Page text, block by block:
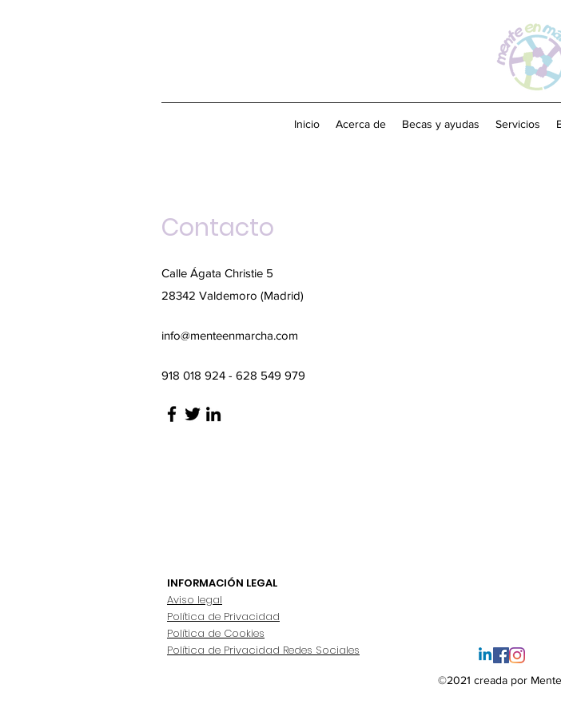
Inicio Acerca de Becas y ayudas Servicios
Contacto
Calle Ágata Christie 5
28342 Valdemoro (Madrid)
info@menteenmarcha.com
918 018 924 - 628 549 979
INFORMACIÓN LEGAL
Aviso legal
Política de Privacidad
Política de Cookies
Política de Privacidad Redes Sociales
©2021 creada por